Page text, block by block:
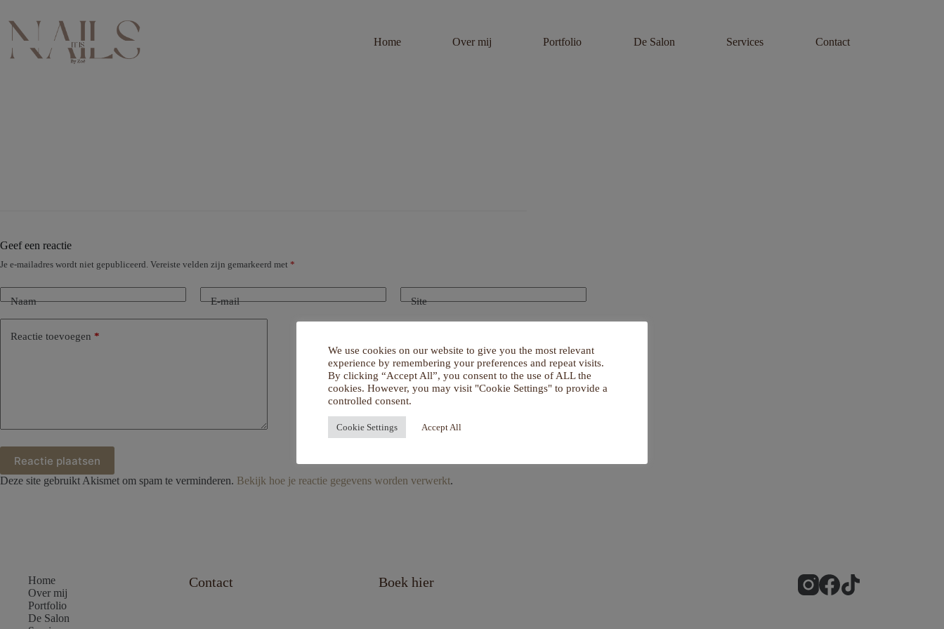
inhoud
Home Over mij Portfolio De Salon Services Contact
Geef een reactie
Je e-mailadres wordt niet gepubliceerd. Vereiste velden zijn gemarkeerd met *
Naam E-mail Site
Reactie toevoegen *
Reactie plaatsen
Deze site gebruikt Akismet om spam te verminderen. Bekijk hoe je reactie gegevens worden verwerkt.
Home
Over mij
Portfolio
De Salon
Contact Boek hier
We use cookies on our website to give you the most relevant
experience by remembering your preferences and repeat visits.
By clicking “Accept All”, you consent to the use of ALL the
cookies. However, you may visit "Cookie Settings" to provide a
controlled consent.
Cookie Settings Accept All